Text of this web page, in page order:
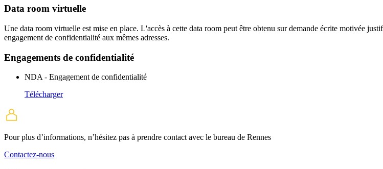
Data room virtuelle
Une data room virtuelle est mise en place. L'accès à cette data room peut être obtenu sur demande écrite motivée
engagement de confidentialité aux mêmes adresses.
Engagements de confidentialité
NDA - Engagement de confidentialité
Télécharger
Pour plus d’informations, n’hésitez pas à prendre contact avec le bureau de Rennes
Contactez-nous